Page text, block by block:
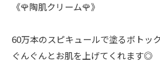
《🌹陶肌クリーム🌹》
60万本のスピキュールで塗るボトッ
ぐんぐんとお肌を上げてくれます◎